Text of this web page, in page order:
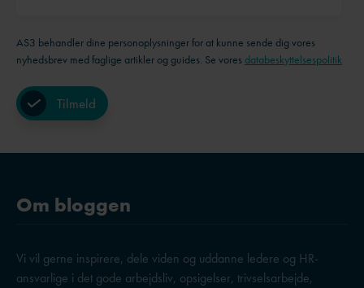
AS3 behandler dine personoplysninger for at kunne sende dig vores
nyhedsbrev med faglige artikler og guides. Se vores databeskyttelsespolitik
Om bloggen
Vi vil gerne inspirere, dele viden og uddanne ledere og HR-
ansvarlige i det gode arbejdsliv, opsigelser, trivselsarbejde,